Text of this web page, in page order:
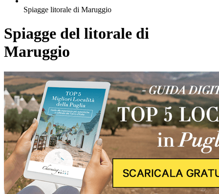
Spiagge litorale di Maruggio
Spiagge del litorale di
Maruggio